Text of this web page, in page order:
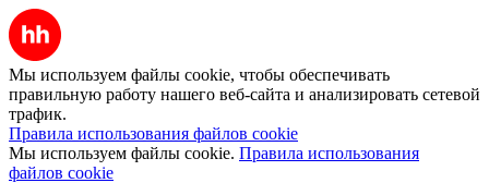
Мы используем файлы cookie, чтобы обеспечивать
правильную работу нашего веб-сайта и анализировать сетевой
трафик.
Правила использования файлов cookie
Мы используем файлы cookie. Правила использования
файлов cookie